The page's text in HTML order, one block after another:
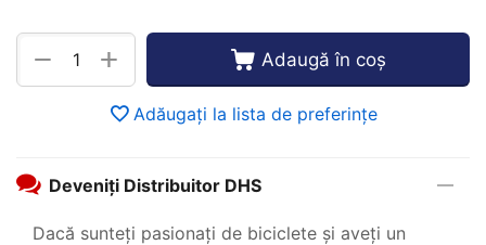
+
− Adaugă în coș
Adăugați la lista de preferințe
Deveniți Distribuitor DHS
Dacă sunteți pasionați de biciclete și aveți un